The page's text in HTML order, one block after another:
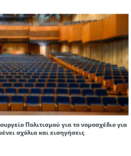
Πολιτισμού για το νομοσχέδιο για
σχόλια και εισηγήσεις